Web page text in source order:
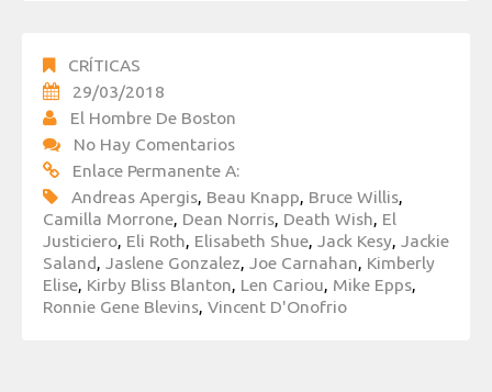
CRÍTICAS
29/03/2018
El Hombre De Boston
No Hay Comentarios
Enlace Permanente A:
Andreas Apergis, Beau Knapp, Bruce Willis,
Camilla Morrone, Dean Norris, Death Wish, El
Justiciero, Eli Roth, Elisabeth Shue, Jack Kesy, Jackie
Saland, Jaslene Gonzalez, Joe Carnahan, Kimberly
Elise, Kirby Bliss Blanton, Len Cariou, Mike Epps,
Ronnie Gene Blevins, Vincent D'Onofrio